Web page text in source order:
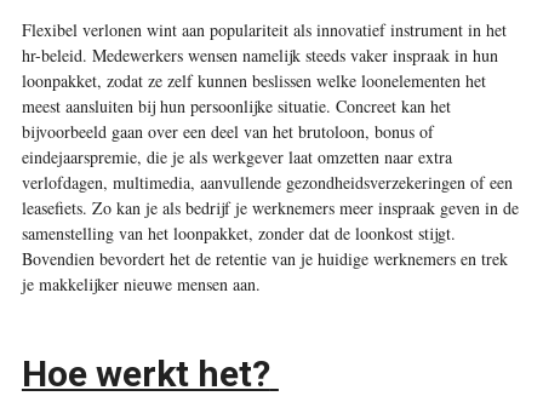
Flexibel verlonen wint aan populariteit als innovatief instrument in het
hr-beleid. Medewerkers wensen namelijk steeds vaker inspraak in hun
loonpakket, zodat ze zelf kunnen beslissen welke loonelementen het
meest aansluiten bij hun persoonlijke situatie. Concreet kan het
bijvoorbeeld gaan over een deel van het brutoloon, bonus of
eindejaarspremie, die je als werkgever laat omzetten naar extra
verlofdagen, multimedia, aanvullende gezondheidsverzekeringen of een
leasefiets. Zo kan je als bedrijf je werknemers meer inspraak geven in de
samenstelling van het loonpakket, zonder dat de loonkost stijgt.
Bovendien bevordert het de retentie van je huidige werknemers en trek
je makkelijker nieuwe mensen aan.
Hoe werkt het?